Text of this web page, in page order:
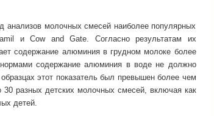
анализов молочных смесей наиболее популярных
и Cow and Gate. Согласно результатам их
содержание алюминия в грудном молоке более
содержание алюминия в воде не должно
этот показатель был превышен более чем
разных детских молочных смесей, включая как
детей.